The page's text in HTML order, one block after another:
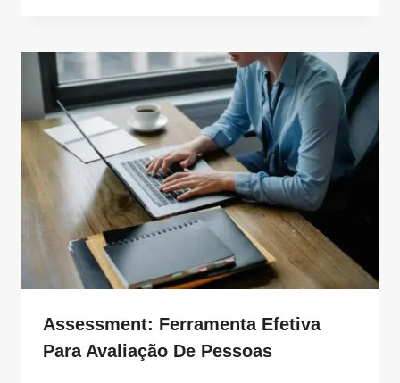
Assessment: Ferramenta Efetiva
Para Avaliação De Pessoas